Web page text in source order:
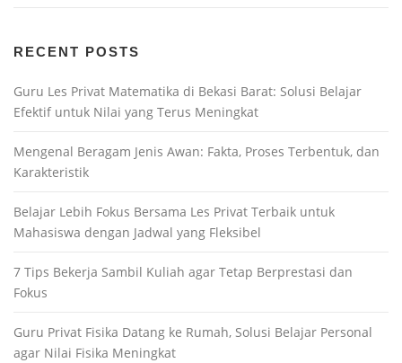
RECENT POSTS
Guru Les Privat Matematika di Bekasi Barat: Solusi Belajar
Efektif untuk Nilai yang Terus Meningkat
Mengenal Beragam Jenis Awan: Fakta, Proses Terbentuk, dan
Karakteristik
Belajar Lebih Fokus Bersama Les Privat Terbaik untuk
Mahasiswa dengan Jadwal yang Fleksibel
7 Tips Bekerja Sambil Kuliah agar Tetap Berprestasi dan
Fokus
Guru Privat Fisika Datang ke Rumah, Solusi Belajar Personal
agar Nilai Fisika Meningkat